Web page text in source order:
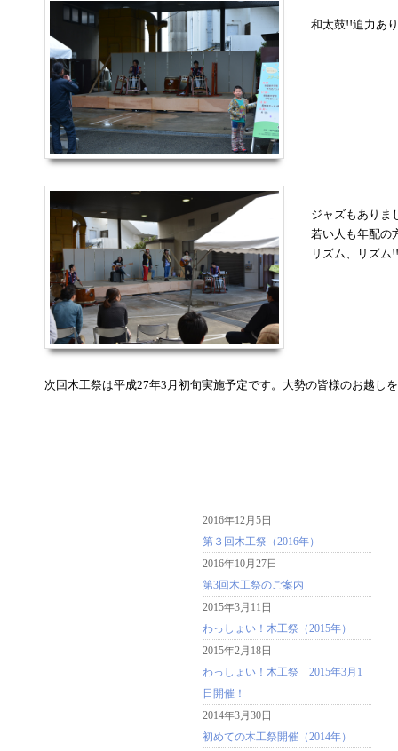
和太鼓!!迫力あ
ジャズもありま
若い人も年配の
リズム、リズム!!
次回木工祭は平成27年3月初旬実施予定です。大勢の皆様のお越し
2016年12月5日
第３回木工祭（2016年）
2016年10月27日
第3回木工祭のご案内
2015年3月11日
わっしょい！木工祭（2015年）
2015年2月18日
わっしょい！木工祭 2015年3月1
日開催！
2014年3月30日
初めての木工祭開催（2014年）